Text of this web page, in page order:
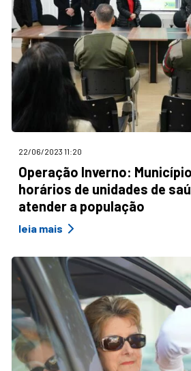
22/06/2023 11:20
Operação Inverno:
horários de unidades de
atender a população
leia mais